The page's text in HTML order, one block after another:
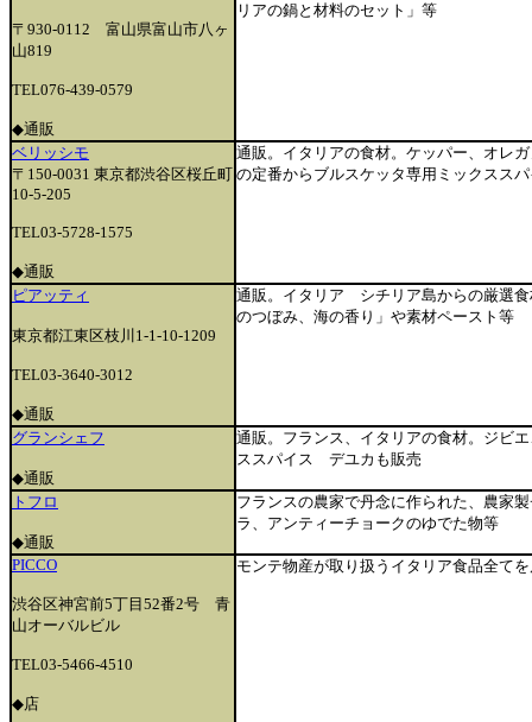
〒930-0112 富山県富山市八ヶ
山819
TEL076-439-0579
◆通販
リアの鍋と材料のセット」等
ベリッシモ
〒150-0031 東京都渋谷区桜丘町
10-5-205
TEL03-5728-1575
◆通販
通販。イタリアの食材。ケッパー、オレ
の定番からブルスケッタ専用ミックスス
ピアッティ
東京都江東区枝川1-1-10-1209
TEL03-3640-3012
◆通販
通販。イタリア シチリア島からの厳選
のつぼみ、海の香り」や素材ペースト等
グランシェフ
◆通販
通販。フランス、イタリアの食材。ジビ
ススパイス デユカも販売
トフロ
◆通販
フランスの農家で丹念に作られた、農家
ラ、アンティーチョークのゆでた物等
PICCO
渋谷区神宮前5丁目52番2号 青
山オーバルビル
TEL03-5466-4510
◆店
モンテ物産が取り扱うイタリア食品全て